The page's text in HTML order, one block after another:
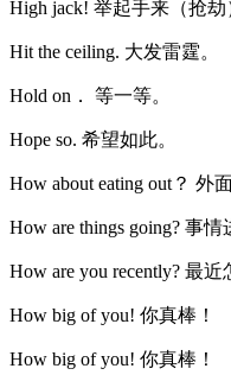
High jack! 举起手来（抢劫
Hit the ceiling. 大发雷霆。
Hold on． 等一等。
Hope so. 希望如此。
How about eating out？ 外
How are things going? 事
How are you recently? 最近
How big of you! 你真棒！
How big of you! 你真棒！